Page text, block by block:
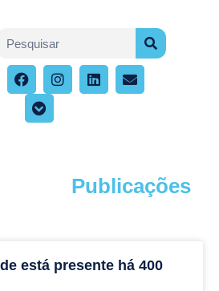
Publicações
está presente há 400